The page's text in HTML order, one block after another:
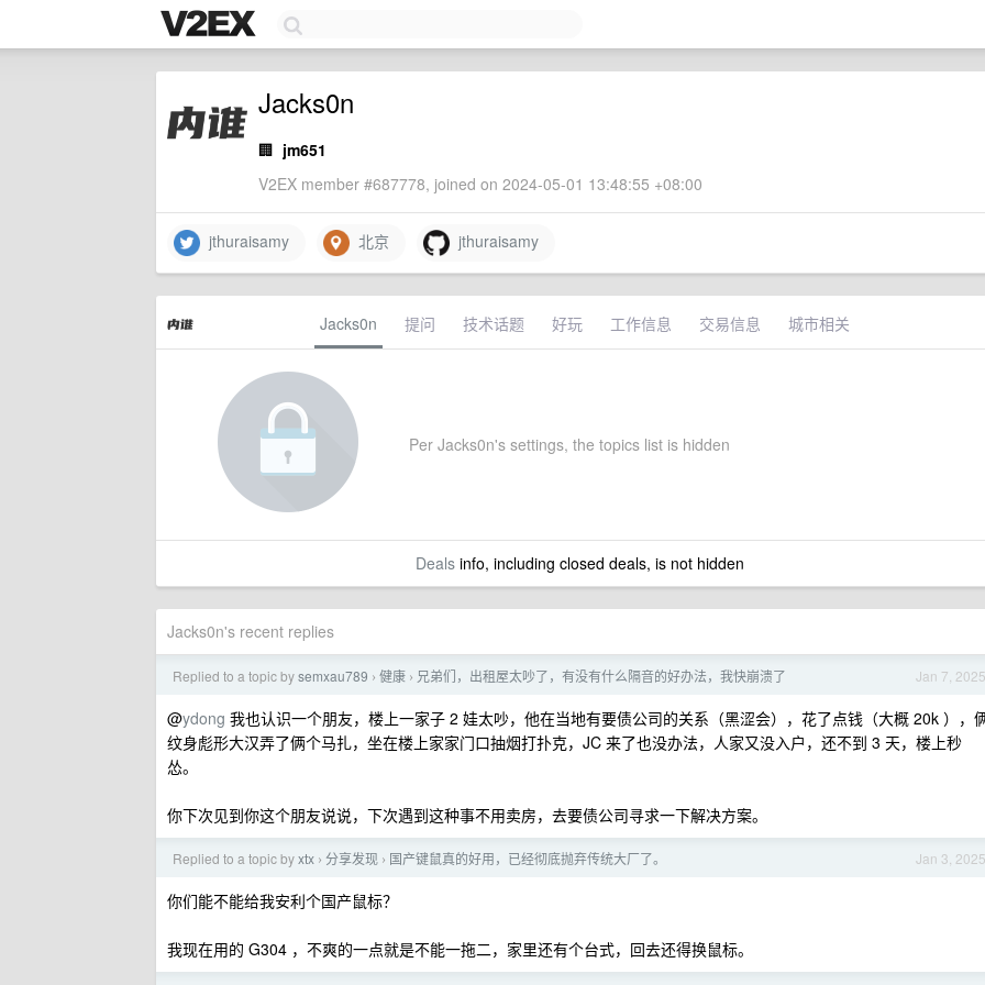
Jacks0n
🏢 jm651
V2EX member #687778, joined on 2024-05-01 13:48:55 +08:00
jthuraisamy 北京 jthuraisamy
Jacks0n 提问 技术话题 好玩 工作信息 交易信息 城市相关
Per Jacks0n's settings, the topics list is hidden
Dealsinfo, including closed deals, is not hidden
Jacks0n's recent replies
Jan 7, 2025
Replied to a topic bysemxau789 › 健康 › 兄弟们，出租屋太吵了，有没有什么隔音的好办法，我快崩溃了
@ydong 我也认识一个朋友，楼上一家子 2 娃太吵，他在当地有要债公司的关系（黑涩会），花了点钱（大概 20k ），
纹身彪形大汉弄了俩个马扎，坐在楼上家家门口抽烟打扑克，JC 来了也没办法，人家又没入户，还不到 3 天，楼上秒
怂。
你下次见到你这个朋友说说，下次遇到这种事不用卖房，去要债公司寻求一下解决方案。
Jan 3, 2025
Replied to a topic byxtx › 分享发现 › 国产键鼠真的好用，已经彻底抛弃传统大厂了。
你们能不能给我安利个国产鼠标？
我现在用的 G304 ，不爽的一点就是不能一拖二，家里还有个台式，回去还得换鼠标。